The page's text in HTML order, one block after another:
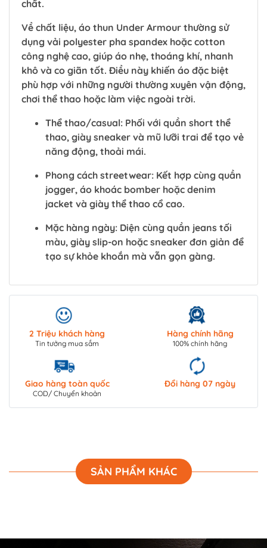
chất.
Về chất liệu, áo thun Under Armour thường sử
dụng vải polyester pha spandex hoặc cotton
công nghệ cao, giúp áo nhẹ, thoáng khí, nhanh
khô và co giãn tốt. Điều này khiến áo đặc biệt
phù hợp với những người thường xuyên vận động,
chơi thể thao hoặc làm việc ngoài trời.
Thể thao/casual: Phối với quần short thể
thao, giày sneaker và mũ lưỡi trai để tạo vẻ
năng động, thoải mái.
Phong cách streetwear: Kết hợp cùng quần
jogger, áo khoác bomber hoặc denim
jacket và giày thể thao cổ cao.
Mặc hàng ngày: Diện cùng quần jeans tối
màu, giày slip-on hoặc sneaker đơn giản để
tạo sự khỏe khoắn mà vẫn gọn gàng.
2 Triệu khách hàng
Tin tưởng mua sắm
Hàng chính hãng
100% chính hãng
Giao hàng toàn quốc
COD/ Chuyển khoản
Đổi hàng 07 ngày
SẢN PHẨM KHÁC